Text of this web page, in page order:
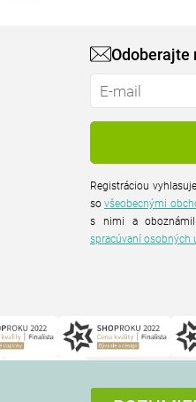
Odoberajte
Registráciou
sovšeobecnými
s nimi a
spracúvaní osobných